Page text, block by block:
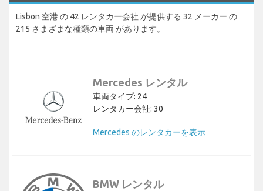
Lisbon 空港 の 42 レンタカー会社 が提供する 32 メーカー の
215 さまざまな種類の車両 があります。
Mercedes レンタル
車両タイプ: 24
レンタカー会社: 30
Mercedes のレンタカーを表示
BMW レンタル